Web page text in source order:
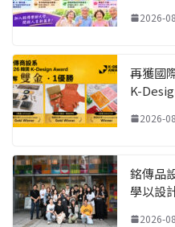
2026-
再獲國
K-
2026-
銘傳品
學以設
2026-